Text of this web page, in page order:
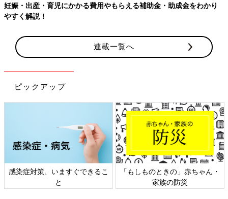
妊娠・出産・育児にかかる費用やもらえる補助金・助成金をわかり
やすく解説！
連載一覧へ
ピックアップ
感染症対策、いますぐできるこ
と
「もしものときの」赤ちゃん・
家族の防災